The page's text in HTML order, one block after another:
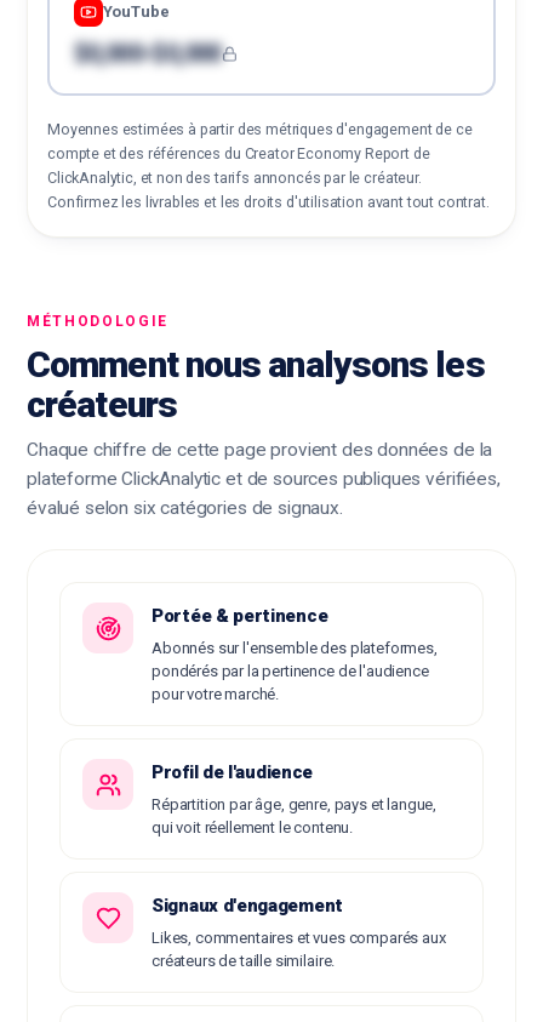
YouTube
$0,000-$0,000
Moyennes estimées à partir des métriques d'engagement de ce
compte et des références du Creator Economy Report de
ClickAnalytic, et non des tarifs annoncés par le créateur.
Confirmez les livrables et les droits d'utilisation avant tout contrat.
MÉTHODOLOGIE
Comment nous analysons les
créateurs
Chaque chiffre de cette page provient des données de la
plateforme ClickAnalytic et de sources publiques vérifiées,
évalué selon six catégories de signaux.
Portée & pertinence
Abonnés sur l'ensemble des plateformes,
pondérés par la pertinence de l'audience
pour votre marché.
Profil de l'audience
Répartition par âge, genre, pays et langue,
qui voit réellement le contenu.
Signaux d'engagement
Likes, commentaires et vues comparés aux
créateurs de taille similaire.